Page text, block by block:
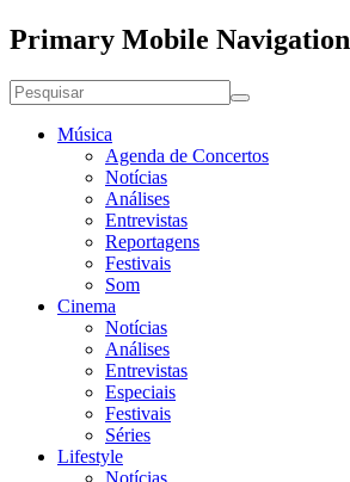
Primary Mobile Navigation
Música
Agenda de Concertos
Notícias
Análises
Entrevistas
Reportagens
Festivais
Som
Cinema
Notícias
Análises
Entrevistas
Especiais
Festivais
Séries
Lifestyle
Notícias